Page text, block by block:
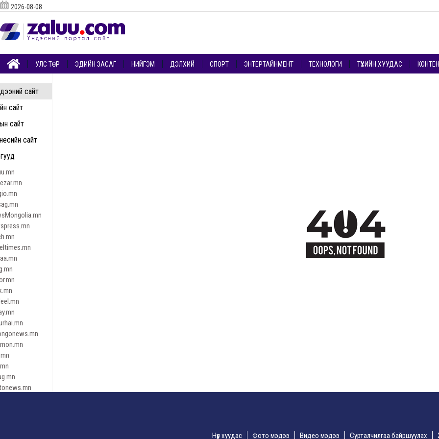
сайт
сайт
сайт
сайт
2026-08-08
УЛС ТӨР ЭДИЙН ЗАСАГ НИЙГЭМ ДЭЛХИЙ СПОРТ ЭНТЕРТАЙНМЕНТ ТЕХНОЛОГИ ТҮҮХИЙН ХУУДАС
Нүүр хуудас Фото мэдээ Видео мэдээ Сурталчилгаа байршуулах